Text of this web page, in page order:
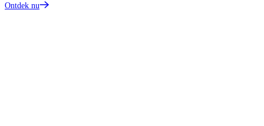
Ontdek nu